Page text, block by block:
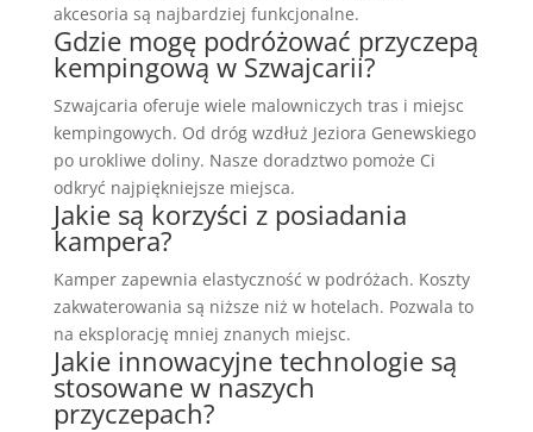
akcesoria są najbardziej funkcjonalne.
Gdzie mogę podróżować przyczepą
kempingową w Szwajcarii?
Szwajcaria oferuje wiele malowniczych tras i miejsc
kempingowych. Od dróg wzdłuż Jeziora Genewskiego
po urokliwe doliny. Nasze doradztwo pomoże Ci
odkryć najpiękniejsze miejsca.
Jakie są korzyści z posiadania
kampera?
Kamper zapewnia elastyczność w podróżach. Koszty
zakwaterowania są niższe niż w hotelach. Pozwala to
na eksplorację mniej znanych miejsc.
Jakie innowacyjne technologie są
stosowane w naszych
przyczepach?